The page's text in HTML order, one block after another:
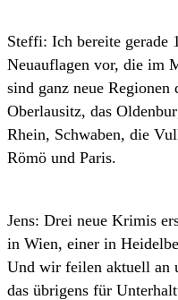
Steffi: Ich bereite gerade
Neuauflagen vor, die im
sind ganz neue
Oberlausitz, das
Rhein, Schwaben, die
Römö und Paris.
Jens: Drei neue Krimis
in Wien, einer in
Und wir feilen aktuell an
das übrigens für